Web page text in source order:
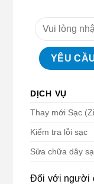
DỊCH VỤ
Thay mới Sạc
Kiểm tra lỗi sạc
Sửa chữa dây
Đối với người